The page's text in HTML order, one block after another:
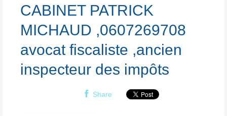
CABINET PATRICK
MICHAUD ,0607269708
avocat fiscaliste ,ancien
inspecteur des impôts
Share